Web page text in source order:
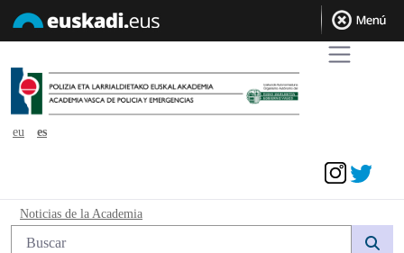
eu
es
Noticias de la Academia - avpe
Noticias de la Academia
Búsqueda web